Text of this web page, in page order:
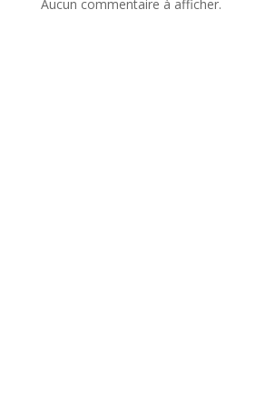
Aucun commentaire à afficher.